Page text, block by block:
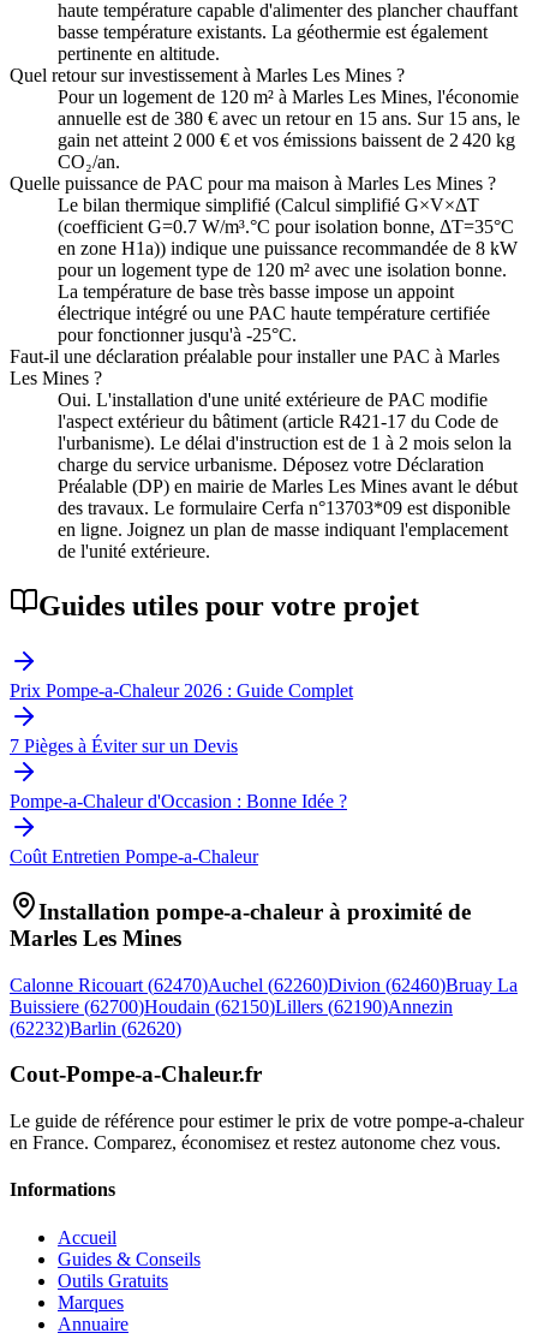
haute température capable d'alimenter des plancher chauffant
basse température existants. La géothermie est également
pertinente en altitude.
Quel retour sur investissement à Marles Les Mines ?
Pour un logement de 120 m² à Marles Les Mines, l'économie
annuelle est de 380 € avec un retour en 15 ans. Sur 15 ans, le
gain net atteint 2 000 € et vos émissions baissent de 2 420 kg
CO₂/an.
Quelle puissance de PAC pour ma maison à Marles Les Mines ?
Le bilan thermique simplifié (Calcul simplifié G×V×ΔT
(coefficient G=0.7 W/m³.°C pour isolation bonne, ΔT=35°C
en zone H1a)) indique une puissance recommandée de 8 kW
pour un logement type de 120 m² avec une isolation bonne.
La température de base très basse impose un appoint
électrique intégré ou une PAC haute température certifiée
pour fonctionner jusqu'à -25°C.
Faut-il une déclaration préalable pour installer une PAC à Marles
Les Mines ?
Oui. L'installation d'une unité extérieure de PAC modifie
l'aspect extérieur du bâtiment (article R421-17 du Code de
l'urbanisme). Le délai d'instruction est de 1 à 2 mois selon la
charge du service urbanisme. Déposez votre Déclaration
Préalable (DP) en mairie de Marles Les Mines avant le début
des travaux. Le formulaire Cerfa n°13703*09 est disponible
en ligne. Joignez un plan de masse indiquant l'emplacement
de l'unité extérieure.
Guides utiles pour votre projet
Prix Pompe-a-Chaleur 2026 : Guide Complet
7 Pièges à Éviter sur un Devis
Pompe-a-Chaleur d'Occasion : Bonne Idée ?
Coût Entretien Pompe-a-Chaleur
Installation pompe-a-chaleur à proximité de
Marles Les Mines
Calonne Ricouart (62470)Auchel (62260)Divion (62460)Bruay La
Buissiere (62700)Houdain (62150)Lillers (62190)Annezin
(62232)Barlin (62620)
Cout-Pompe-a-Chaleur.fr
Le guide de référence pour estimer le prix de votre pompe-a-chaleur
en France. Comparez, économisez et restez autonome chez vous.
Informations
Accueil
Guides & Conseils
Outils Gratuits
Marques
Annuaire